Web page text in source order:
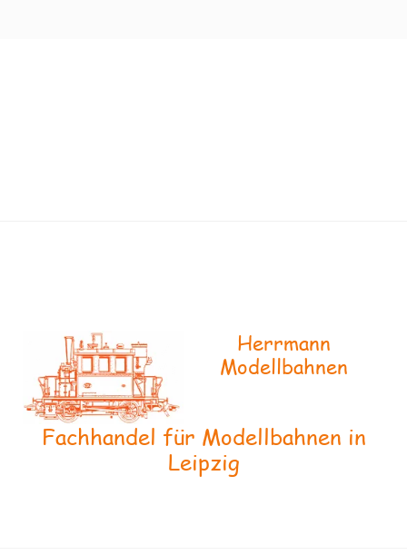
Herrmann
Modellbahnen
Fachhandel für Modellbahnen in
Leipzig